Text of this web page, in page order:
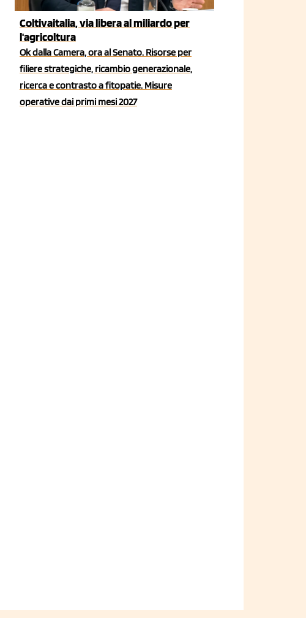
Coltivaitalia, via libera al miliardo per
l'agricoltura
Ok dalla Camera, ora al Senato. Risorse per
filiere strategiche, ricambio generazionale,
ricerca e contrasto a fitopatie. Misure
operative dai primi mesi 2027